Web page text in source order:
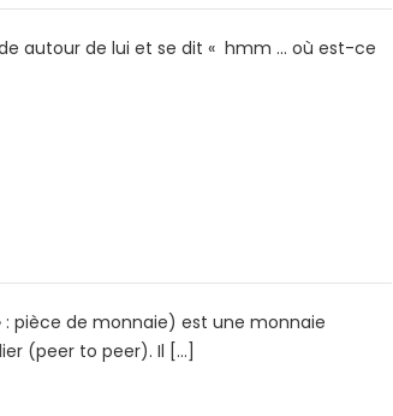
autour de lui et se dit « hmm … où est-ce
: pièce de monnaie) est une monnaie
(peer to peer). Il […]